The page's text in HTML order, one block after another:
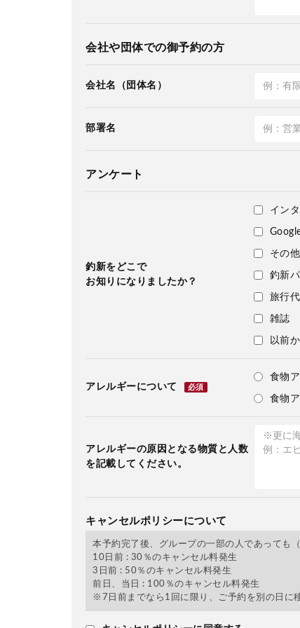
会社や団体での御予約の方
会社名（団体名）
部署名
アンケート
釣新をどこで
お知りになりましたか？
イン
その他
釣新
旅行
雑誌
以前
アレルギーについて 必須
食物
食物
アレルギーの原因となる物質と人数
を記載してください。
キャンセルポリシーについて
本予約完了後、グループの一部の人であっても
10日前 : 30％のキャンセル料発生
3日前 : 50％のキャンセル料発生
前日、当日 : 100％のキャンセル料発生
※7日前までなら1回に限り、ご予約を別の日に